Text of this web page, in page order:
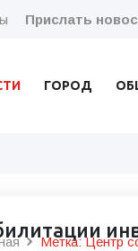
Прислать
ГОРОД
Метка: Центр